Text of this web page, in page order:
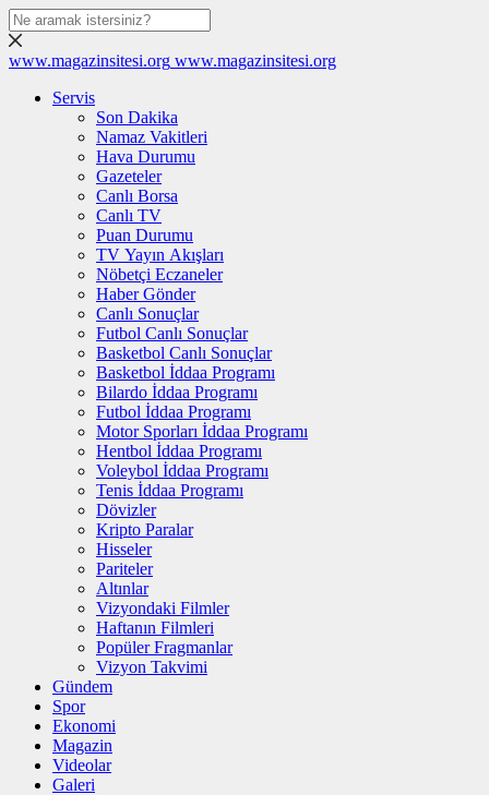
www.magazinsitesi.org www.magazinsitesi.org
Servis
Son Dakika
Namaz Vakitleri
Hava Durumu
Gazeteler
Canlı Borsa
Canlı TV
Puan Durumu
TV Yayın Akışları
Nöbetçi Eczaneler
Haber Gönder
Canlı Sonuçlar
Futbol Canlı Sonuçlar
Basketbol Canlı Sonuçlar
Basketbol İddaa Programı
Bilardo İddaa Programı
Futbol İddaa Programı
Motor Sporları İddaa Programı
Hentbol İddaa Programı
Voleybol İddaa Programı
Tenis İddaa Programı
Dövizler
Kripto Paralar
Hisseler
Pariteler
Altınlar
Vizyondaki Filmler
Haftanın Filmleri
Popüler Fragmanlar
Vizyon Takvimi
Gündem
Spor
Ekonomi
Magazin
Videolar
Galeri